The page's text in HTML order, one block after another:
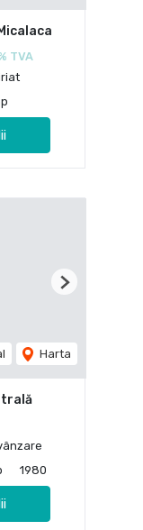
TVA
Harta
Next
1980